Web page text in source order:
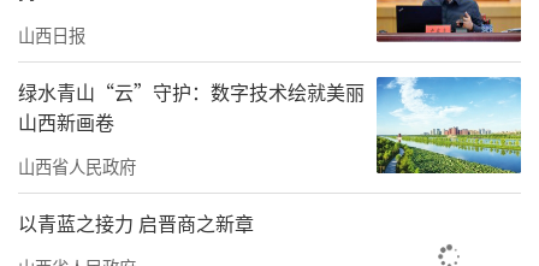
山西日报
绿水青山“云”守护：数字技术绘就美丽
山西新画卷
山西省人民政府
以青蓝之接力 启晋商之新章